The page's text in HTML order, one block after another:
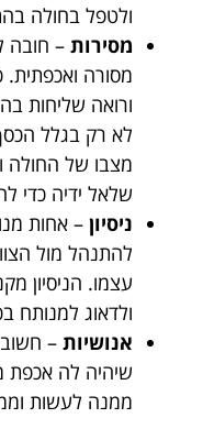
ולטפל בחולה
מסירות – חובה
מסורה
ורואה שליחות
לא רק בגלל
מצבו של החולה
שלאל ידיה כדי
ניסיון – אחות
להתנהל מול
עצמו. הניסיון
ולדאוג למנותח
אנושיות –
שיהיה לה
ממנה לעשות